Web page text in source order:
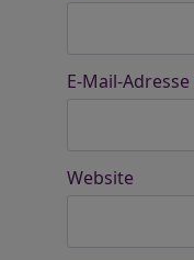
E-Mail-Adresse
Website